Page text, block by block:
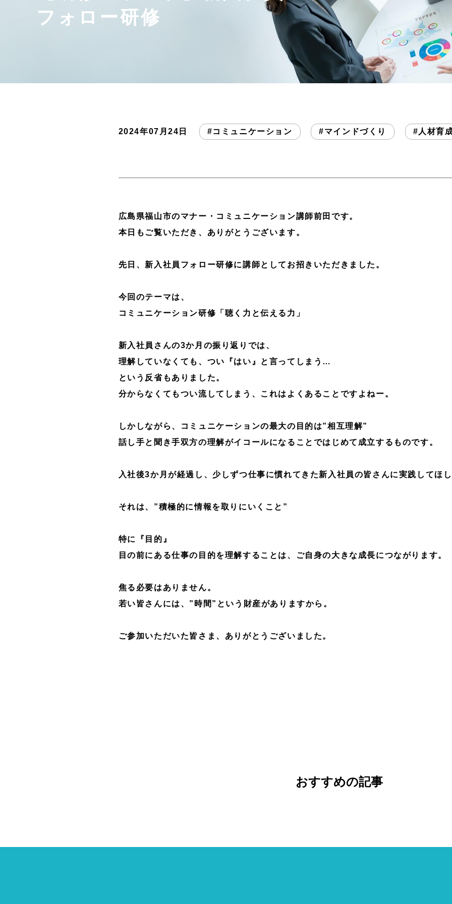
フォロー研修
2024年07月24日 #コミュニケーション #マインドづくり #人材育
広島県福山市のマナー・コミュニケーション講師前田です。
本日もご覧いただき、ありがとうございます。
先日、新入社員フォロー研修に講師としてお招きいただきました。
今回のテーマは、
コミュニケーション研修「聴く力と伝える力」
新入社員さんの3か月の振り返りでは、
理解していなくても、つい『はい』と言ってしまう…
という反省もありました。
分からなくてもつい流してしまう、これはよくあることですよねー。
しかしながら、コミュニケーションの最大の目的は”相互理解”
話し手と聞き手双方の理解がイコールになることではじめて成立するものです。
入社後3か月が経過し、少しずつ仕事に慣れてきた新入社員の皆さんに実践してほし
それは、”積極的に情報を取りにいくこと”
特に『 目的』
目の前にある仕事の目的を理解することは、ご自身の大きな成長につながります。
焦る必要はありません。
若い皆さんには、”時間”という財産がありますから。
ご参加いただいた皆さま、ありがとうございました。
おすすめの記事